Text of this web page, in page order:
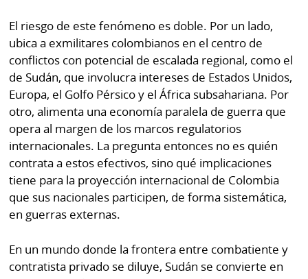
El riesgo de este fenómeno es doble. Por un lado,
ubica a exmilitares colombianos en el centro de
conflictos con potencial de escalada regional, como el
de Sudán, que involucra intereses de Estados Unidos,
Europa, el Golfo Pérsico y el África subsahariana. Por
otro, alimenta una economía paralela de guerra que
opera al margen de los marcos regulatorios
internacionales. La pregunta entonces no es quién
contrata a estos efectivos, sino qué implicaciones
tiene para la proyección internacional de Colombia
que sus nacionales participen, de forma sistemática,
en guerras externas.
En un mundo donde la frontera entre combatiente y
contratista privado se diluye, Sudán se convierte en